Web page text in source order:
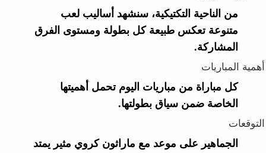
من الناحية التكتيكية، سنشهد أساليب لعب
متنوعة تعكس طبيعة كل بطولة ومستوى الفرق
المشاركة.
أهمية المباريات
كل مباراة من مباريات اليوم تحمل أهميتها
الخاصة ضمن سياق بطولتها.
التوقعات
الجماهير على موعد مع ماراثون كروي مثير يمتد